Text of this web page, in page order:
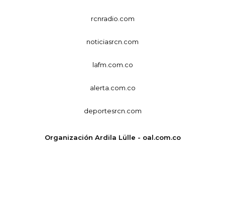
rcnradio.com
noticiasrcn.com
lafm.com.co
alerta.com.co
deportesrcn.com
Organización Ardila Lülle - oal.com.co